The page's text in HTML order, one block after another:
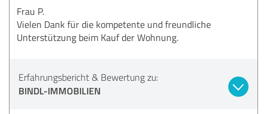
Frau P.
Vielen Dank für die kompetente und freundliche
Unterstützung beim Kauf der Wohnung.
Erfahrungsbericht & Bewertung zu:
BINDL-IMMOBILIEN